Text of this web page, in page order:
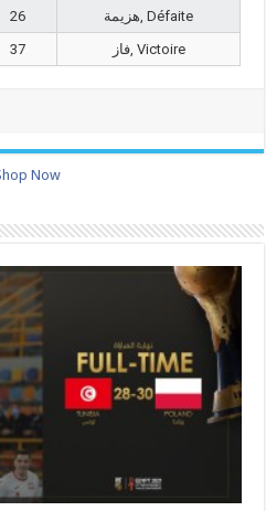
26
هزيمة, Défaite
37 فاز, Victoire